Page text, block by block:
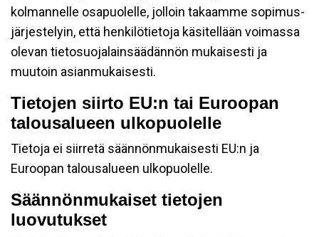
kolmannelle osapuolelle, jolloin takaamme sopimus-
järjestelyin, että henkilötietoja käsitellään voimassa
olevan tietosuojalainsäädännön mukaisesti ja
muutoin asianmukaisesti.
Tietojen siirto EU:n tai Euroopan
talousalueen ulkopuolelle
Tietoja ei siirretä säännönmukaisesti EU:n ja
Euroopan talousalueen ulkopuolelle.
Säännönmukaiset tietojen
luovutukset